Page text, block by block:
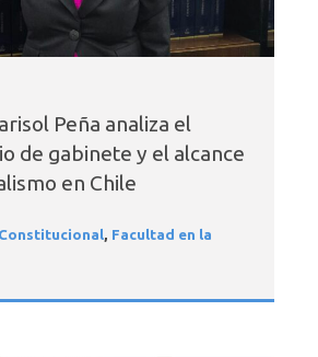
Peña analiza el
de gabinete y el alcance
en Chile
, Facultad en la